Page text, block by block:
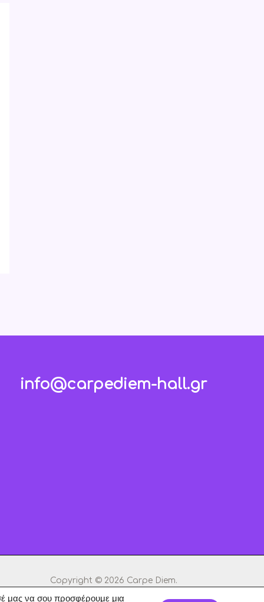
info@carpediem-hall.gr
Copyright © 2026 Carpe Diem.
μας να σου προσφέρουμε μια